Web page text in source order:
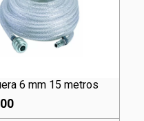
6 mm 15 metros